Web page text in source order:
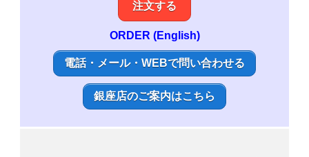
注文する
ORDER (English)
電話・メール・WEBで問い合わせる
銀座店のご案内はこちら